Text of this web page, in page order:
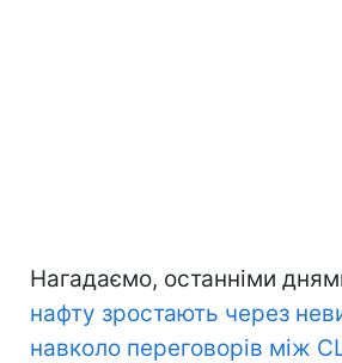
Нагадаємо, останніми
нафту зростають через
навколо переговорів між